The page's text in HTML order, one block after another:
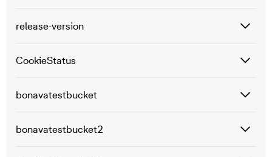
release-version
CookieStatus
bonavatestbucket
bonavatestbucket2